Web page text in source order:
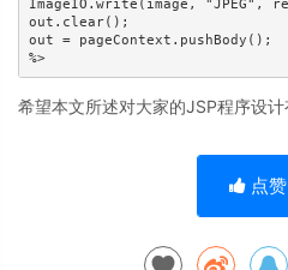
ImageIO.write(image, "JPEG",
out.clear();
out = pageContext.pushBody();
%>
希望本文所述对大家的JSP程序设计
点